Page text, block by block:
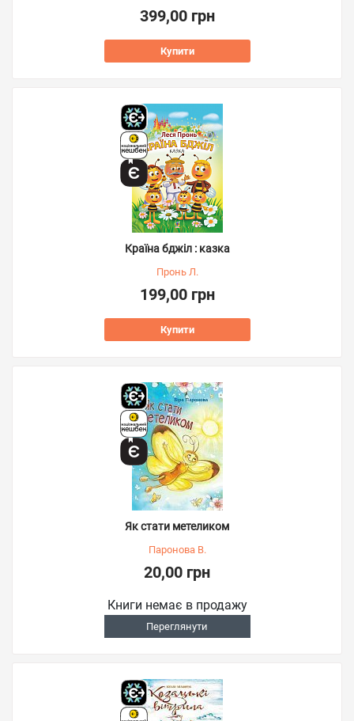
399,00 грн
Купити
Країна бджіл : казка
Пронь Л.
199,00 грн
Купити
Як стати метеликом
Паронова В.
20,00 грн
Книги немає в продажу
Переглянути